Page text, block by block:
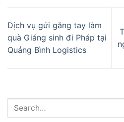
Dịch vụ gửi găng tay làm
quà Giáng sinh đi Pháp tại
Quảng Bình Logistics